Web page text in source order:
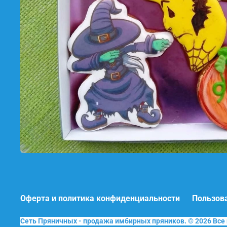
Оферта и политика конфиденциальности
Сеть Пряничных - продажа имбирных пряников. © 2026